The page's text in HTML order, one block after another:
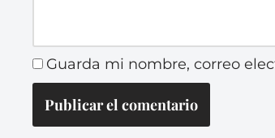
Guarda mi nombre, correo